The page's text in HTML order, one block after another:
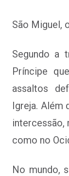
São Miguel,
Segundo a
Príncipe
assaltos
Igreja. Além
intercessão,
como no
No mundo,